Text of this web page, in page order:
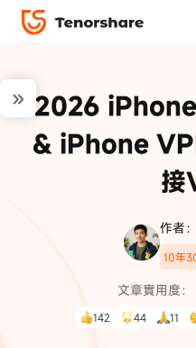
2026
& iPhone
接
作者
10年
文章實用度：
142 44 11